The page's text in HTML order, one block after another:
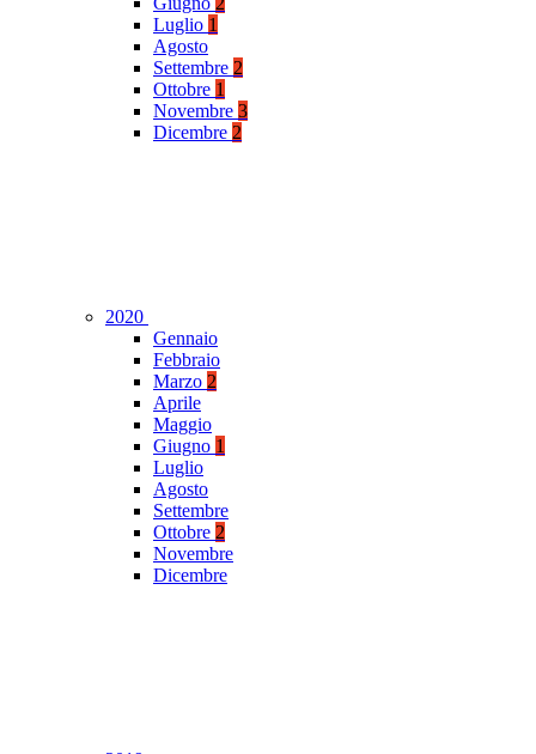
Luglio 1
Agosto
Settembre 2
Ottobre 1
Novembre 3
Dicembre 2
2020
Gennaio
Febbraio
Marzo 2
Aprile
Maggio
Giugno 1
Luglio
Agosto
Settembre
Ottobre 2
Novembre
Dicembre